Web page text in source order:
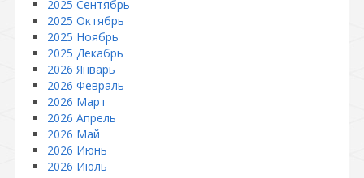
2025 Сентябрь
2025 Октябрь
2025 Ноябрь
2025 Декабрь
2026 Январь
2026 Февраль
2026 Март
2026 Апрель
2026 Май
2026 Июнь
2026 Июль